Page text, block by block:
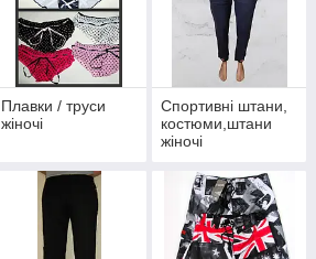
Плавки / труси
жіночі
Спортивні штани,
костюми,штани
жіночі